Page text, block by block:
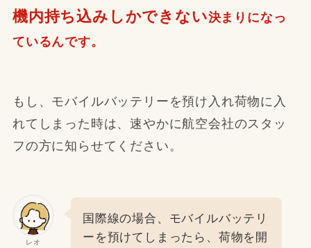
機内持ち込みしかできない決まりになっ
ているんです。
もし、モバイルバッテリーを預け入れ荷物に入
れてしまった時は、速やかに航空会社のスタッ
フの方に知らせてください。
レオ
国際線の場合、モバイルバッテリ
ーを預けてしまったら、荷物を開